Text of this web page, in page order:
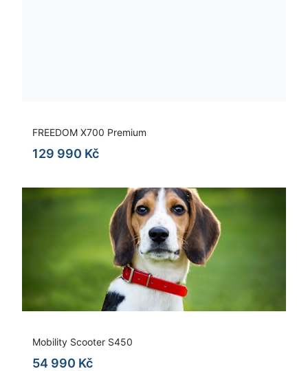
FREEDOM X700 Premium
129 990 Kč
Mobility Scooter S450
54 990 Kč